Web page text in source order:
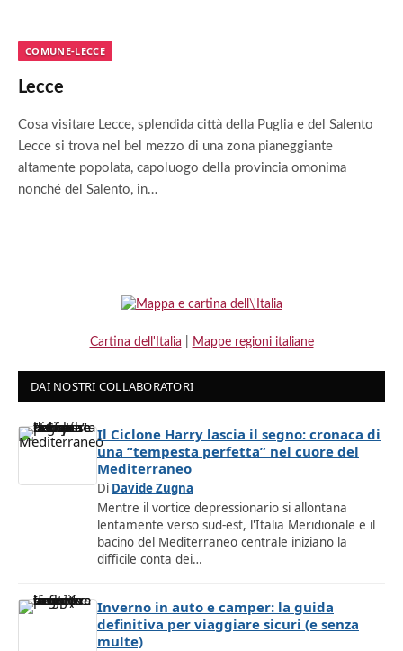
COMUNE-LECCE
Lecce
Cosa visitare Lecce, splendida città della Puglia e del Salento
Lecce si trova nel bel mezzo di una zona pianeggiante
altamente popolata, capoluogo della provincia omonima
nonché del Salento, in…
Cartina dell'Italia Mappe regioni italiane
DAI NOSTRI COLLABORATORI
Il Ciclone Harry lascia il segno: cronaca di
una “tempesta perfetta” nel cuore del
Mediterraneo
Di Davide Zugna
Mentre il vortice depressionario si allontana
lentamente verso sud-est, l'Italia Meridionale e il
bacino del Mediterraneo centrale iniziano la
difficile conta dei…
Inverno in auto e camper: la guida
definitiva per viaggiare sicuri (e senza
multe)